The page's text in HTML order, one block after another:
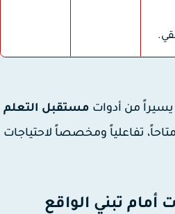
من أدواتمستقبل التعلم
تفاعلياً ومخصصاً لاحتياجات
تبني الواقع